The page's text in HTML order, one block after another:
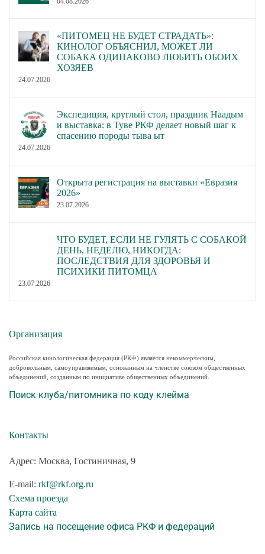
«ПИТОМЕЦ НЕ БУДЕТ СТРАДАТЬ»:
КИНОЛОГ ОБЪЯСНИЛ, МОЖЕТ ЛИ
СОБАКА ОДИНАКОВО ЛЮБИТЬ ОБОИХ
ХОЗЯЕВ
24.07.2026
Экспедиция, круглый стол, праздник Наадым
и выставка: в Туве РКФ делает новый шаг к
спасению породы тыва ыт
24.07.2026
Открыта регистрация на выставки «Евразия
2026»
23.07.2026
ЧТО БУДЕТ, ЕСЛИ НЕ ГУЛЯТЬ С СОБАКОЙ
ДЕНЬ, НЕДЕЛЮ, НИКОГДА:
ПОСЛЕДСТВИЯ ДЛЯ ЗДОРОВЬЯ И
ПСИХИКИ ПИТОМЦА
23.07.2026
Организация
Российская кинологическая федерация (РКФ) является некоммерческим,
добровольным, самоуправляемым, основанным на членстве союзом общественных
объединений, созданным по инициативе общественных объединений.
Поиск клуба/питомника по коду клейма
Контакты
Адрес: Москва, Гостиничная, 9
E-mail: rkf@rkf.org.ru
Схема проезда
Карта сайта
Запись на посещение офиса РКФ и федераций